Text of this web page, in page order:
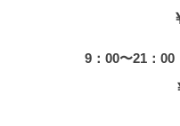
9：00〜21：00